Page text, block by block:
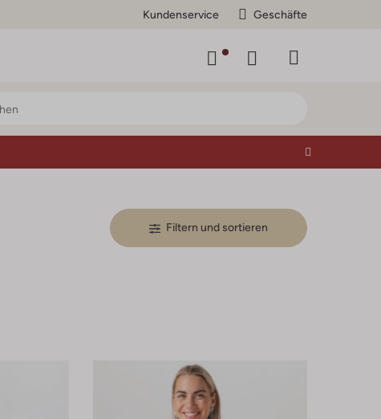
Kundenservice Geschäfte
Filtern und sortieren